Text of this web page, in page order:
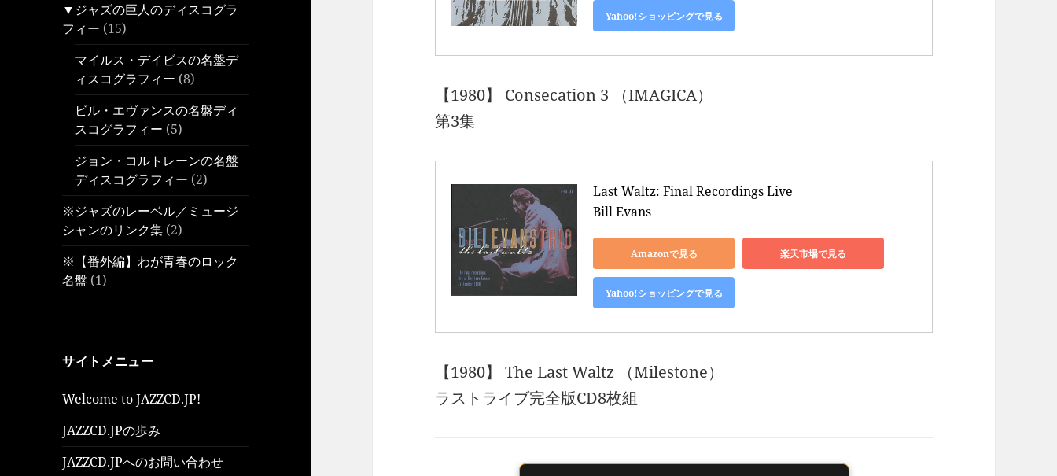
▼ジャズの巨人のディスコグラ
フィー (15)
マイルス・デイビスの名盤デ
ィスコグラフィー (8)
ビル・エヴァンスの名盤ディ
スコグラフィー (5)
ジョン・コルトレーンの名盤
ディスコグラフィー (2)
※ジャズのレーベル／ミュージ
シャンのリンク集 (2)
※【番外編】わが青春のロック
名盤 (1)
サイトメニュー
Welcome to JAZZCD.JP!
JAZZCD.JPの歩み
JAZZCD.JPへのお問い合わせ
Yahoo!ショッピングで見る
【1980】 Consecation 3 （IMAGICA）
第3集
Last Waltz: Final Recordings Live
Bill Evans
Amazonで見る 楽天市場で見る
Yahoo!ショッピングで見る
【1980】 The Last Waltz （Milestone）
ラストライブ完全版CD8枚組